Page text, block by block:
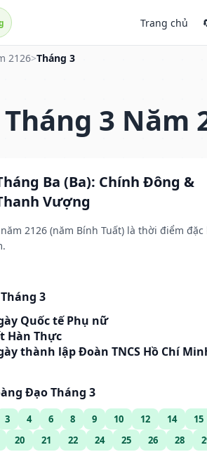
Trang chủ
2126>Tháng 3
3 Năm
Ba (Ba): Chính Đông &
Vượng
2126 (năm Bính Tuất) là thời điểm
3
Quốc tế Phụ nữ
Hàn Thực
thành lập Đoàn TNCS Hồ Chí
Đạo Tháng 3
3 4 6 8 9 10 12 14
15
20 21 22 24 25 26 28